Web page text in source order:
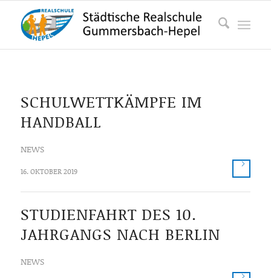
SCHULWETTKÄMPFE IM
HANDBALL
NEWS
16. OKTOBER 2019
STUDIENFAHRT DES 10.
JAHRGANGS NACH BERLIN
NEWS